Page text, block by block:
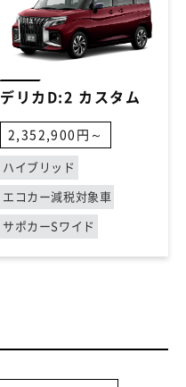
デリカD:2 カスタム
2,352,900円～
ハイブリッド
エコカー減税対象車
サポカーSワイド